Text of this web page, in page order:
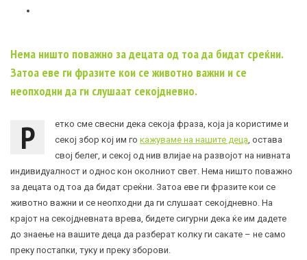
Нема ништо поважно за децата од тоа да бидат среќни.
Затоа еве ги фразите кои се животно важни и се
неопходни да ги слушаат секојдневно.
Р
етко сме свесни дека секоја фраза, која ја користиме и
секој збор кој им го кажуваме на нашите деца , остава
свој белег, и секој од нив влијае на развојот на нивната
индивидуалност и однос кон околниот свет. Нема ништо поважно
за децата од тоа да бидат среќни. Затоа еве ги фразите кои се
животно важни и се неопходни да ги слушаат секојдневно. На
крајот на секојдневната врева, бидете сигурни дека ќе им дадете
до знаење на вашите деца да разберат колку ги сакате – не само
преку постапки, туку и преку зборови.